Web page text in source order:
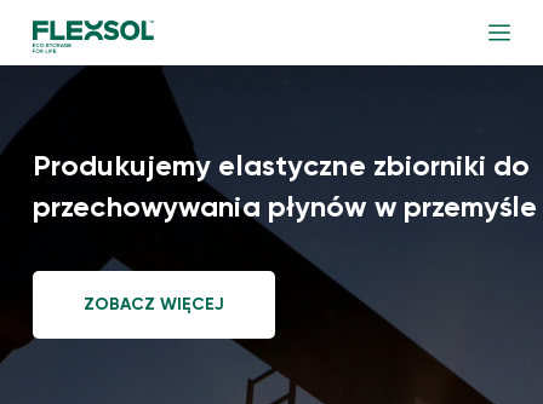
Produkujemy elastyczne zbiorniki do
przechowywania i transportu płynów
ZOBACZ WIĘCEJ